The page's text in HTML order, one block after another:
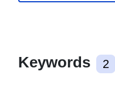
Keywords 2